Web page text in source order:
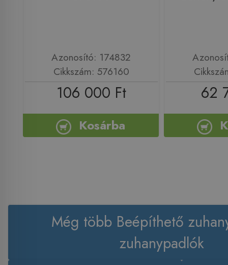
Azonosító: 174832
Cikkszám: 576160
106 000 Ft
Kosárba
62
Még több Beépíthető
zuhanypadlók